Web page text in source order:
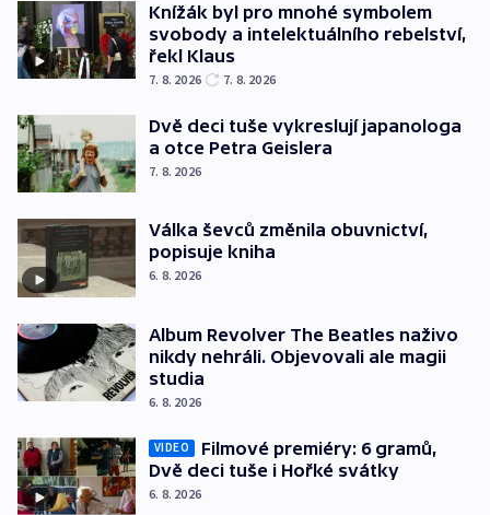
Knížák byl pro mnohé symbolem
svobody a intelektuálního rebelství,
řekl Klaus
7. 8. 2026 7. 8. 2026
Dvě deci tuše vykreslují japanologa
a otce Petra Geislera
7. 8. 2026
Válka ševců změnila obuvnictví,
popisuje kniha
6. 8. 2026
Album Revolver The Beatles naživo
nikdy nehráli. Objevovali ale magii
studia
6. 8. 2026
VIDEO
Filmové premiéry: 6 gramů,
Dvě deci tuše i Hořké svátky
6. 8. 2026